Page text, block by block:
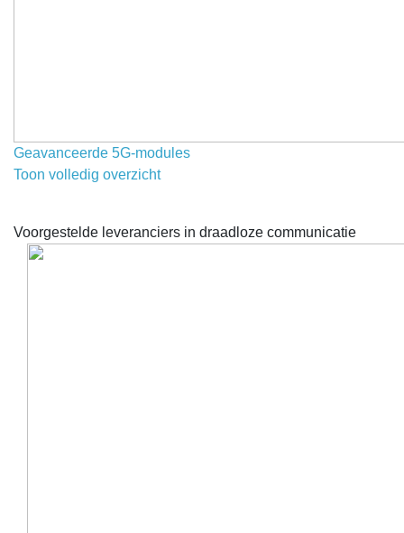
Geavanceerde 5G-modules
Toon volledig overzicht
Voorgestelde leveranciers in draadloze communicatie